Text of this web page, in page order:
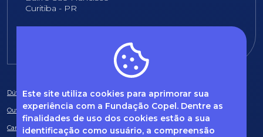
Este site utiliza cookies para aprimorar sua
experiência com a Fundação Copel. Dentre as
finalidades de uso dos cookies estão a sua
identificação como usuário, a compreensão
Curitiba - PR
Dúvidas frequentes
Ouvidoria
Canal de Denúncias